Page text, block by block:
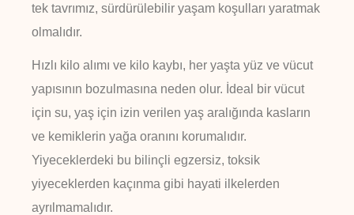
tek tavrımız, sürdürülebilir yaşam koşulları yaratmak
olmalıdır.
Hızlı kilo alımı ve kilo kaybı, her yaşta yüz ve vücut
yapısının bozulmasına neden olur. İdeal bir vücut
için su, yaş için izin verilen yaş aralığında kasların
ve kemiklerin yağa oranını korumalıdır.
Yiyeceklerdeki bu bilinçli egzersiz, toksik
yiyeceklerden kaçınma gibi hayati ilkelerden
ayrılmamalıdır.